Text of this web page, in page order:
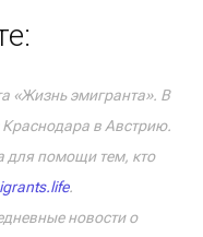
«Жизнь эмигранта». В
Краснодара в Австрию.
для помощи тем, кто
.
новости о